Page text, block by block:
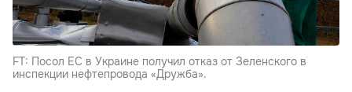
FT: Посол ЕС в Украине получил отказ от Зеленского в
инспекции нефтепровода «Дружба».